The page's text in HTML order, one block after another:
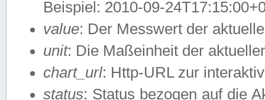
Beispiel: 2010-09-
value: Der Messwert der
unit: Die Maßeinheit der
chart_url: Http-URL zur
status: Status bezogen auf die